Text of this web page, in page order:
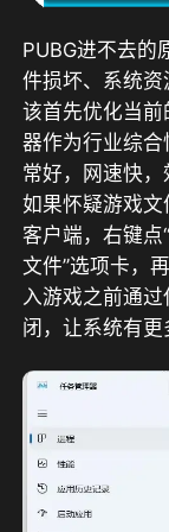
PUBG进不去的
件损坏、系统
该首先优化当前
器作为行业综
常好，网速快，
如果怀疑游戏
客户端，右键点
文件”选项卡，
入游戏之前通
闭，让系统有更